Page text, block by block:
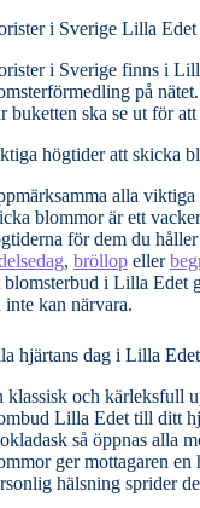
i Sverige Lilla Edet
i Sverige finns i
på
buketten ska se ut för
högtider att skicka
alla
blommor är ett
för dem du
, bröllop eller
blomsterbud i Lilla Edet
inte kan närvara.
hjärtans dag i Lilla Edet
klassisk och kärleksfull
Lilla Edet till ditt
så öppnas alla
ger mottagaren
hälsning sprider